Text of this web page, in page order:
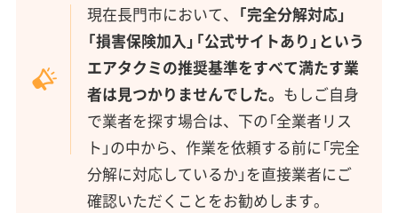
現在長門市において、 「完全分解対応」
「損害保険加入」「公式サイトあり」という
エアタクミの推奨基準をすべて満たす業
者は見つかりませんでした。 もしご自身
で業者を探す場合は、下の「全業者リス
ト」の中から、作業を依頼する前に「完全
分解に対応しているか」を直接業者にご
確認いただくことをお勧めします。